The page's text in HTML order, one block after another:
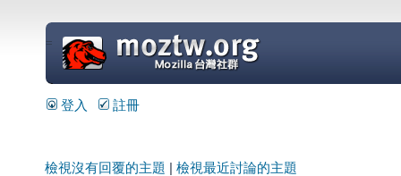
=
登入 註冊
檢視沒有回覆的主題 檢視最近討論的主題